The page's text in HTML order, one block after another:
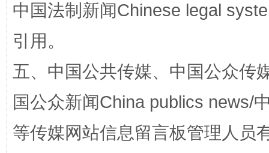
中国法制新闻Chinese legal
引用。
五、中国公共传媒、中国公众传
国公众新闻China publics news/
等传媒网站信息留言板管理人员